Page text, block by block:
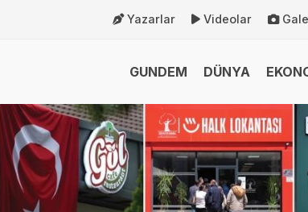
Yazarlar Videolar
GUNDEM DÜNYA